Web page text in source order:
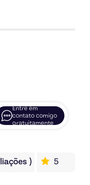
Entre em
contato comigo
gratuitamente
) 5